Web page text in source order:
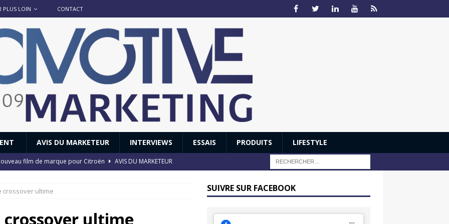
PLUS LOIN CONTACT
AVIS DU MARKETEUR INTERVIEWS ESSAIS PRODUITS LIFESTYLE
film de marque pour Citroën
AVIS DU MARKETEUR
GTi : naissance d’une légende
: Honda dévoile un spot publicitaire… confiné!
crossover ultime
crossover ultime
SUIVRE SUR FACEBOOK